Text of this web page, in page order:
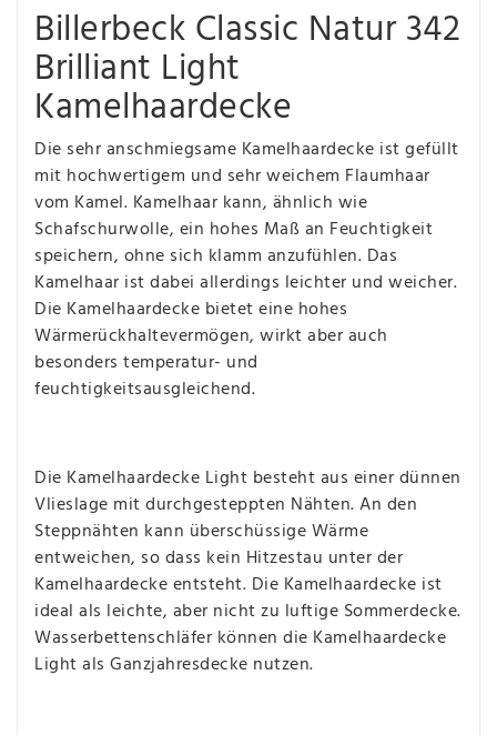
Billerbeck Classic Natur 342
Brilliant Light
Kamelhaardecke
Die sehr anschmiegsame Kamelhaardecke ist gefüllt
mit hochwertigem und sehr weichem Flaumhaar
vom Kamel. Kamelhaar kann, ähnlich wie
Schafschurwolle, ein hohes Maß an Feuchtigkeit
speichern, ohne sich klamm anzufühlen. Das
Kamelhaar ist dabei allerdings leichter und weicher.
Die Kamelhaardecke bietet eine hohes
Wärmerückhaltevermögen, wirkt aber auch
besonders temperatur- und
feuchtigkeitsausgleichend.
Die Kamelhaardecke Light besteht aus einer dünnen
Vlieslage mit durchgesteppten Nähten. An den
Steppnähten kann überschüssige Wärme
entweichen, so dass kein Hitzestau unter der
Kamelhaardecke entsteht. Die Kamelhaardecke ist
ideal als leichte, aber nicht zu luftige Sommerdecke.
Wasserbettenschläfer können die Kamelhaardecke
Light als Ganzjahresdecke nutzen.